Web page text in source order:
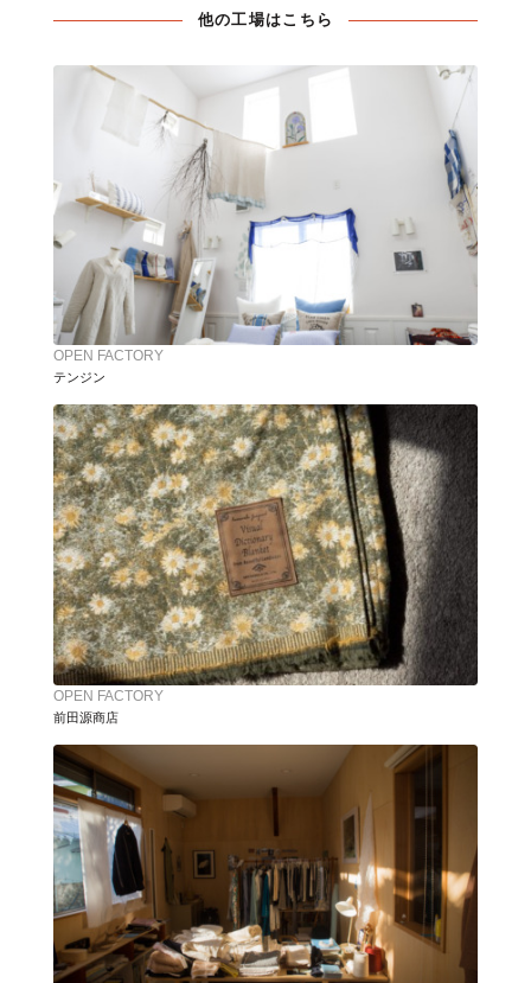
他の工場はこちら
OPEN FACTORY
テンジン
OPEN FACTORY
前田源商店